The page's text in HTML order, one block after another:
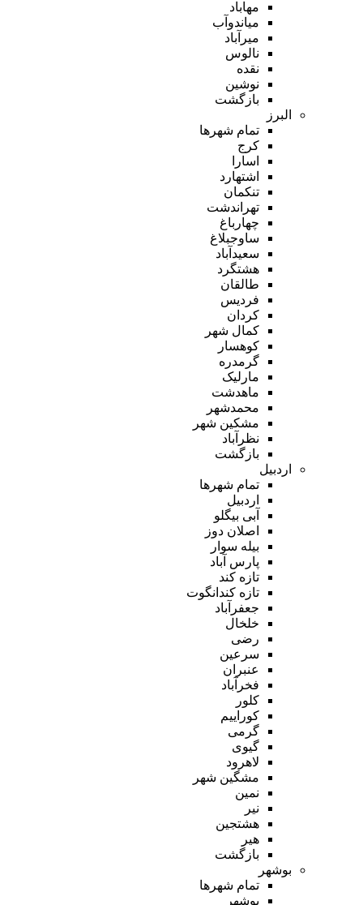
مهاباد
میاندوآب
میرآباد
نالوس
نقده
نوشین
بازگشت
البرز
تمام شهر‌ها
کرج
اسارا
اشتهارد
تنکمان
تهراندشت
چهارباغ
ساوجبلاغ
سعیدآباد
هشتگرد
طالقان
فردیس
کردان
کمال شهر
کوهسار
گرمدره
مارلیک
ماهدشت
محمدشهر
مشکین شهر
نظرآباد
بازگشت
اردبیل
تمام شهر‌ها
اردبیل
آبی بیگلو
اصلان دوز
بیله سوار
پارس آباد
تازه کند
تازه کندانگوت
جعفرآباد
خلخال
رضی
سرعین
عنبران
فخرآباد
کلور
کوراییم
گرمی
گیوی
لاهرود
مشگین شهر
نمین
نیر
هشتجین
هیر
بازگشت
بوشهر
تمام شهر‌ها
بوشهر